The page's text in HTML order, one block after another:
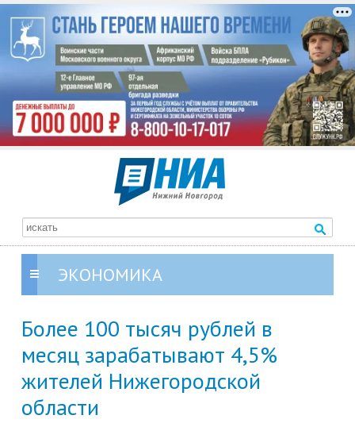
ЭКОНОМИКА
Более 100 тысяч рублей в
месяц зарабатывают 4,5%
жителей Нижегородской
области